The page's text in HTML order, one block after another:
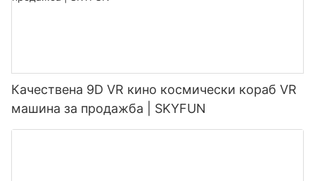
Качествена 9D VR кино космически кораб VR
машина за продажба | SKYFUN